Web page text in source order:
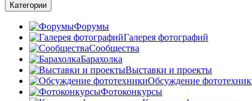
Категории
Форумы
Галерея фотографий
Сообщества
Барахолка
Выставки и проекты
Обсуждение
Фотоконкурсы